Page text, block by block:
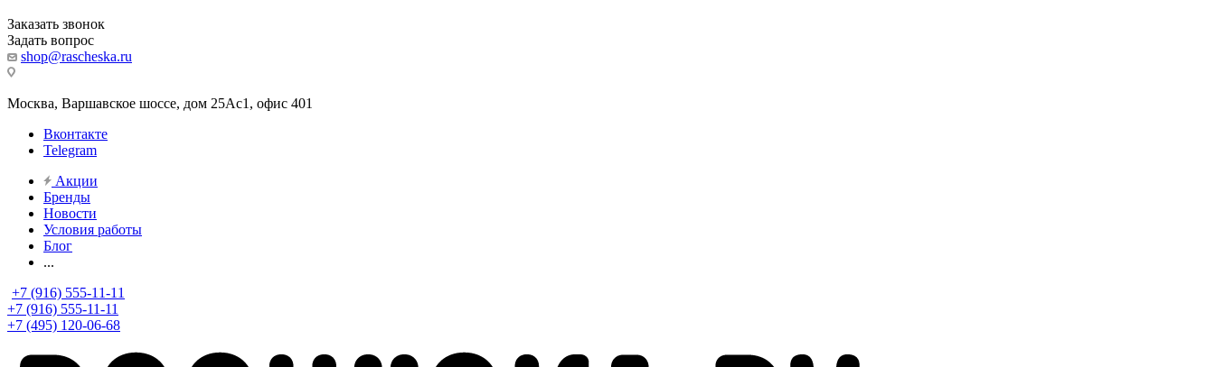
Заказать звонок
Задать вопрос
shop@rascheska.ru
Москва, Варшавское шоссе, дом 25Аc1, офис 401
Вконтакте
Telegram
Акции
Бренды
Новости
Условия работы
Блог
...
+7 (916) 555-11-11
+7 (916) 555-11-11
+7 (495) 120-06-68